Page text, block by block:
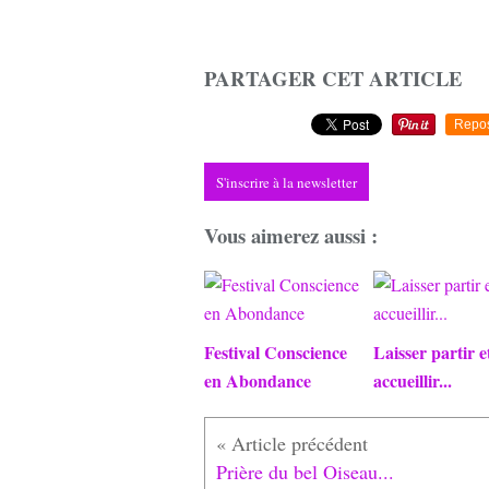
PARTAGER CET ARTICLE
S'inscrire à la newsletter
Vous aimerez aussi :
Festival Conscience
en Abondance
Laisser partir
accueillir...
Prière du bel Oiseau...